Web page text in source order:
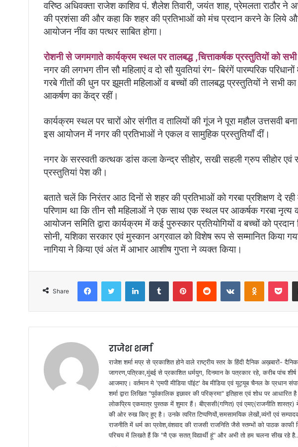
वरिष्ठ अधिवक्ता राजेश काशिव पं. शैलेश तिवारी, जयंत शाह, प्रेमलता राठौर ने
की प्रशंसा की और कहा कि शहर की प्रतिभाओं को मंच प्रदान करने के लिये
आयोजन नींव का पत्थर साबित होगा।
रोशनी से जगमगाते कार्यक्रम स्थल पर तालबद्ध ,चित्ताकर्षक प्रस्तुतियों को सभी
नगर की लगभग तीन सौ महिलाएं व दो सौ युवतियां रंग- बिरंगें पारम्परिक
गरबे गीतों की धुन पर झूमती महिलाओं व बच्चों की तालबद्ध प्रस्तुतियों ने सभी
आकर्षण का केंद्र रहीं।
कार्यक्रम स्थल पर चारों ओर संगीत व तालियों की गूंज ने पूरा महौल उत्तसवी
इस आयोजन में नगर की प्रतिभाओं ने एकल व सामुहिक प्रस्तुतियाँ दीं।
नगर के सरस्वती कत्थक डांस कला केन्द्र सीहोर, सखी सहली ग्रुप सीहोर एवं
प्रस्तुतियां पेश की।
बताते चलें कि निरंतर आठ दिनों से शहर की प्रतिभाओं को गरबा प्रशिक्षण दे
परिणाम था कि तीन सौ महिलाओं ने एक साथ एक स्थल पर आकर्षक गरबा नृत्य
आयोजन समिति द्वारा कार्यक्रम में कई पुरुस्कार प्रतियोगियों व बच्चों को
सोनी, यशिका सरकार एवं मुस्कान अग्रवाल को विशेष रूप से सम्मानित किया
नागिया ने किया एवं अंत में आभार आशीष गुप्ता ने व्यक्त किया।
Share
राजेश शर्मा
राजेश शर्मा मप्र से प्रकाशित होने वाले राष्ट्रीय स्तर के हिंदी दैनिक अख़बारों-
जागरण,पत्रिका,मुंबई से प्रकाशित धर्मयुग, दिनमान के पत्रकार रहे, करीब पांच
आजमाए। वर्तमान मे 'एमपी मीडिया पॉइंट' वेब मीडिया एवं यूट्यूब चैनल के प्रधान
शर्मा द्वारा लिखित "पूर्वकालिक इछावर की परिक्रमा" इतिहास एवं शोध पर
लोकप्रिय एकमात्र पुस्तक में शुमार हैं। बीएससी(गणित) एवं एमए(राजनीति शास्त्र)
की ओर रुख किए हुए है। उनके त्वरित टिप्पणियों,समसामयिक लेखों,व्यंगों एवं
राजनीति में धर्म का प्रवेश,वंशवाद की राजसी राजनिति जैसे स्तम्भों को पाठक
परिचय में लिखते हैं कि "मै एक सतत् विद्यार्थी हूं" और अभी तो हम चलना सीख रहे